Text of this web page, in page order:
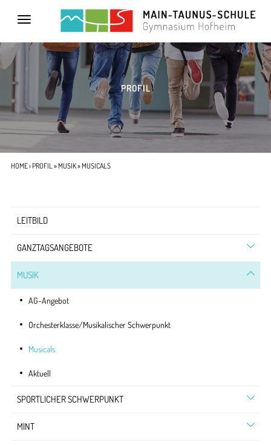
Toggle
PROFIL
HOME›PROFIL»MUSIK» MUSICALS
LEITBILD
GANZTAGSANGEBOTE
MUSIK
AG-Angebot
Orchesterklasse/Musikalischer Schwerpunkt
Musicals
Aktuell
SPORTLICHER SCHWERPUNKT
MINT